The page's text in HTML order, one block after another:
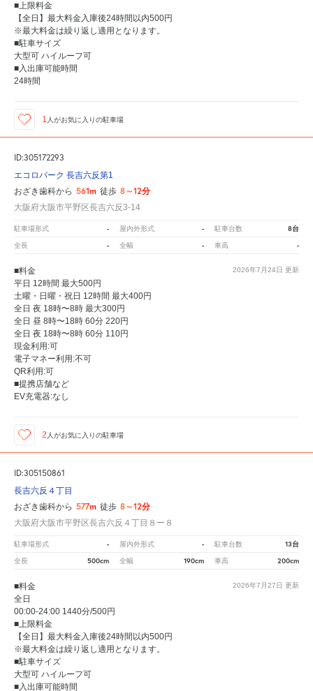
■上限料金
【全日】最大料金入庫後24時間以内500円
※最大料金は繰り返し適用となります。
■駐車サイズ
大型可 ハイルーフ可
■入出庫可能時間
24時間
1 人がお気に入りの駐車場
ID:305172293
エコロパーク 長吉六反第1
おざき歯科から 561m 徒歩 8～12分
大阪府大阪市平野区長吉六反3-14
駐車場形式 - 屋内外形式 - 駐車台数 8台
全長 - 全幅 - 車高 -
2026年7月24日 更新
■料金
平日 12時間 最大500円
土曜・日曜・祝日 12時間 最大400円
全日 夜 18時〜8時 最大300円
全日 昼 8時〜18時 60分 220円
全日 夜 18時〜8時 60分 110円
現金利用:可
電子マネー利用:不可
QR利用:可
■提携店舗など
EV充電器:なし
2 人がお気に入りの駐車場
ID:305150861
長吉六反４丁目
おざき歯科から 577m 徒歩 8～12分
大阪府大阪市平野区長吉六反４丁目８ー８
駐車場形式 - 屋内外形式 - 駐車台数 13台
全長 500cm 全幅 190cm 車高 200cm
2026年7月27日 更新
■料金
全日
00:00-24:00 1440分/500円
■上限料金
【全日】最大料金入庫後24時間以内500円
※最大料金は繰り返し適用となります。
■駐車サイズ
大型可 ハイルーフ可
■入出庫可能時間